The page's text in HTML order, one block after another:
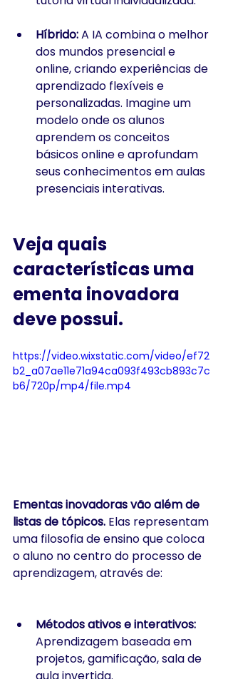
Híbrido: A IA combina o melhor
dos mundos presencial e
online, criando experiências de
aprendizado flexíveis e
personalizadas. Imagine um
modelo onde os alunos
aprendem os conceitos
básicos online e aprofundam
seus conhecimentos em aulas
presenciais interativas.
Veja quais
características uma
ementa inovadora
deve possui.
https://video.wixstatic.com/video/ef72
b2_a07ae11e71a94ca093f493cb893c7c
b6/720p/mp4/file.mp4
Ementas inovadoras vão além de
listas de tópicos. Elas representam
uma filosofia de ensino que coloca
o aluno no centro do processo de
aprendizagem, através de:
Métodos ativos e interativos:
Aprendizagem baseada em
projetos, gamificação, sala de